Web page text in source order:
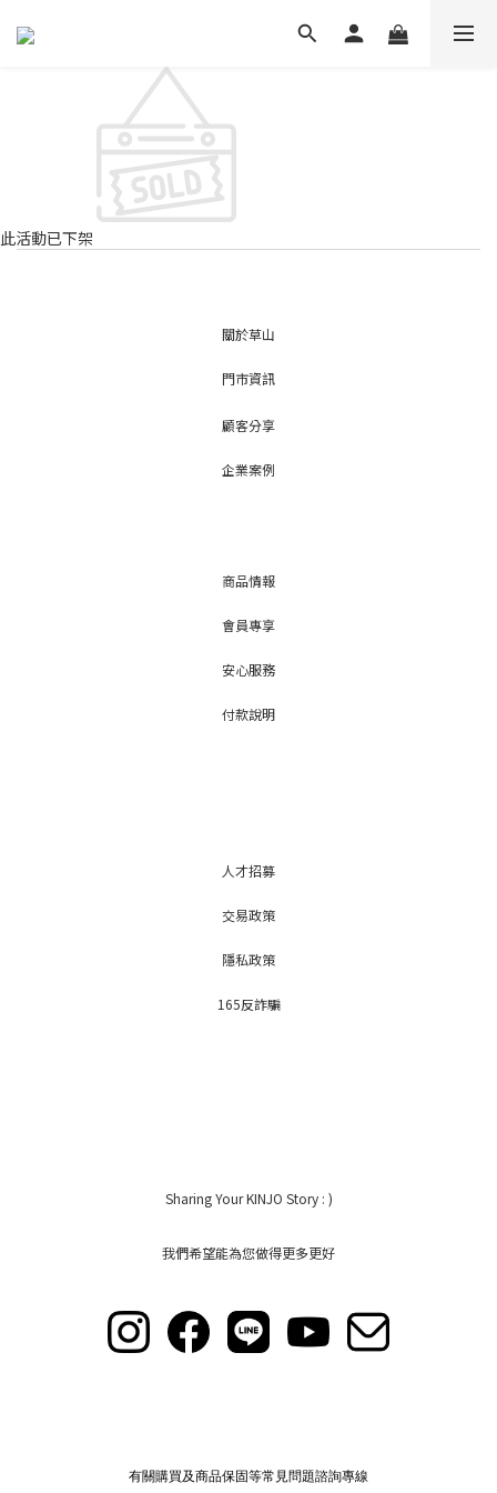
此活動已下架
關於草山
門市資訊
顧客分享
企業案例
商品情報
會員專享
安心服務
付款說明
人才招募
交易政策
隱私政策
165反詐騙
Sharing Your KINJO Story : )
我們希望能為您做得更多更好
有關購買及商品保固等常見問題諮詢專線